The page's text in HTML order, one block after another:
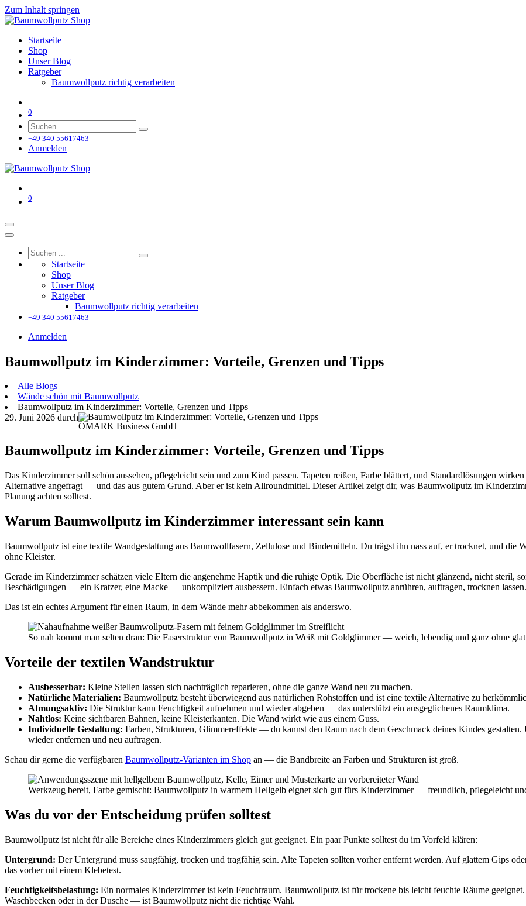
Zum Inhalt springen
Startseite
Shop
Unser Blog
Ratgeber
Baumwollputz richtig verarbeiten
0
+49 340 55617463
Anmelden
0
Startseite
Shop
Unser Blog
Ratgeber
Baumwollputz richtig verarbeiten
+49 340 55617463
Anmelden
Baumwollputz im Kinderzimmer: Vorteile, Grenzen und Tipps
Alle Blogs
Wände schön mit Baumwollputz
Baumwollputz im Kinderzimmer: Vorteile, Grenzen und Tipps
29. Juni 2026 durch
OMARK Business GmbH
Baumwollputz im Kinderzimmer: Vorteile, Grenzen und Tipps
Das Kinderzimmer soll schön aussehen, pflegeleicht sein und zum Kind passen. Tapeten reißen, Farbe blättert, und Standardlösungen
Alternative angefragt — und das aus gutem Grund. Aber er ist kein Allroundmittel. Dieser Artikel zeigt dir, was Baumwollputz im
Planung achten solltest.
Warum Baumwollputz im Kinderzimmer interessant sein kann
Baumwollputz ist eine textile Wandgestaltung aus Baumwollfasern, Zellulose und Bindemitteln. Du trägst ihn nass auf, er trocknet, und die
ohne Kleister.
Gerade im Kinderzimmer schätzen viele Eltern die angenehme Haptik und die ruhige Optik. Die Oberfläche ist nicht glänzend, nicht steril,
Beschädigungen — ein Kratzer, eine Macke — unkompliziert ausbessern. Einfach etwas Baumwollputz anrühren, auftragen, trocknen
Das ist ein echtes Argument für einen Raum, in dem Wände mehr abbekommen als anderswo.
So nah kommt man selten dran: Die Faserstruktur von Baumwollputz in Weiß mit Goldglimmer — weich, lebendig und ganz ohne
Vorteile der textilen Wandstruktur
Ausbesserbar: Kleine Stellen lassen sich nachträglich reparieren, ohne die ganze Wand neu zu machen.
Natürliche Materialien: Baumwollputz besteht überwiegend aus natürlichen Rohstoffen und ist eine textile Alternative zu
Atmungsaktiv: Die Struktur kann Feuchtigkeit aufnehmen und wieder abgeben — das unterstützt ein ausgeglichenes Raumklima.
Nahtlos: Keine sichtbaren Bahnen, keine Kleisterkanten. Die Wand wirkt wie aus einem Guss.
Individuelle Gestaltung: Farben, Strukturen, Glimmereffekte — du kannst den Raum nach dem Geschmack deines Kindes
wieder entfernen und neu auftragen.
Schau dir gerne die verfügbaren Baumwollputz-Varianten im Shop an — die Bandbreite an Farben und Strukturen ist groß.
Werkzeug bereit, Farbe gemischt: Baumwollputz in warmem Hellgelb eignet sich gut fürs Kinderzimmer — freundlich, pflegeleicht
Was du vor der Entscheidung prüfen solltest
Baumwollputz ist nicht für alle Bereiche eines Kinderzimmers gleich gut geeignet. Ein paar Punkte solltest du im Vorfeld klären:
Untergrund: Der Untergrund muss saugfähig, trocken und tragfähig sein. Alte Tapeten sollten vorher entfernt werden. Auf glattem Gips
das vorher mit einem Klebetest.
Feuchtigkeitsbelastung: Ein normales Kinderzimmer ist kein Feuchtraum. Baumwollputz ist für trockene bis leicht feuchte Räume
Waschbecken oder in der Dusche — ist Baumwollputz nicht die richtige Wahl.